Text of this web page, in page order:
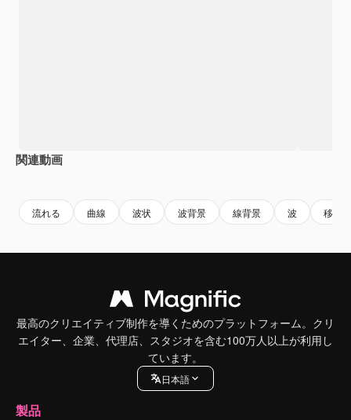
関連動画
流れる 曲線 波状 波背景 線背景 波 移動
最高のクリエイティブ制作を導くためのプラットフォーム。クリ
エイター、企業、代理店、スタジオを含む100万人以上が利用し
ています。
日本語
製品